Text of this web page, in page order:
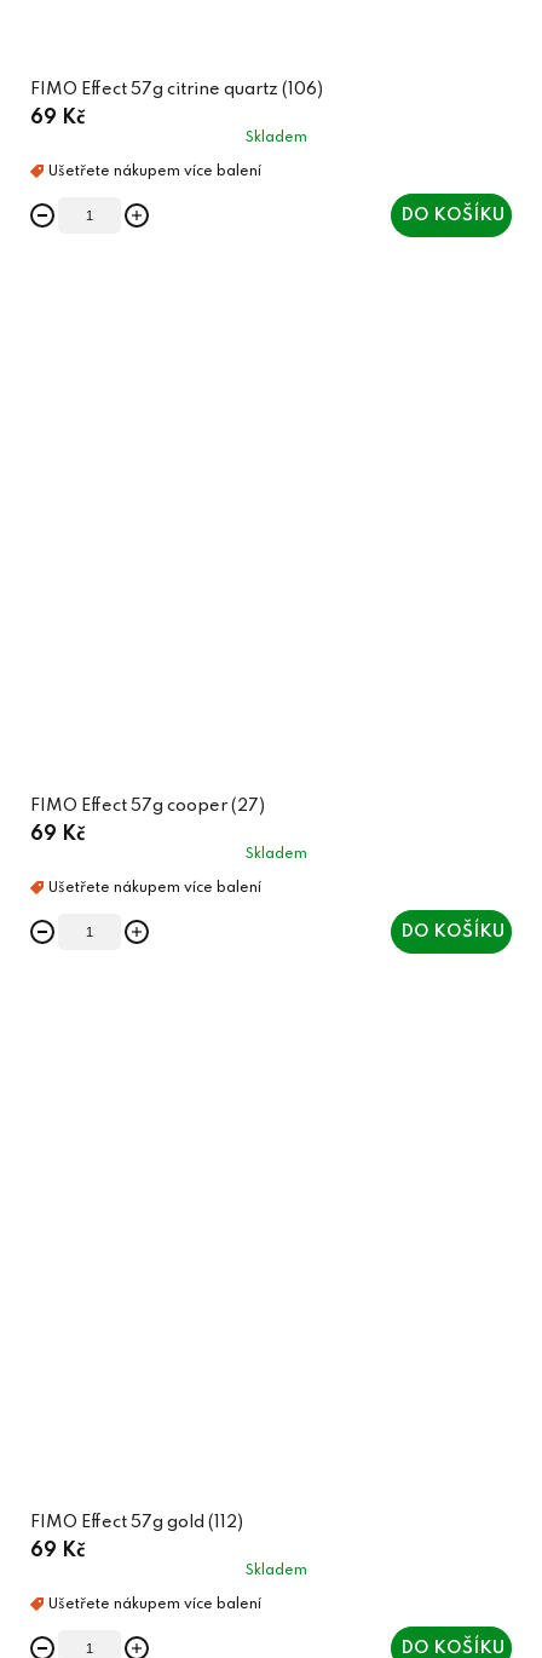
FIMO Effect 57g citrine quartz (106)
69 Kč
Skladem
DO KOŠÍKU
FIMO Effect 57g cooper (27)
69 Kč
Skladem
DO KOŠÍKU
FIMO Effect 57g gold (112)
69 Kč
Skladem
DO KOŠÍKU